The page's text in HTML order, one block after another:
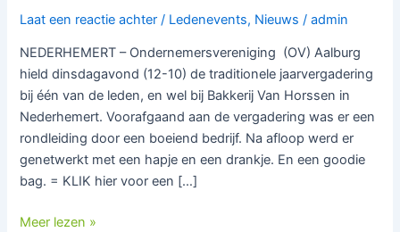
Laat een reactie achter / Ledenevents, Nieuws /admin
NEDERHEMERT – Ondernemersvereniging (OV) Aalburg
hield dinsdagavond (12-10) de traditionele jaarvergadering
bij één van de leden, en wel bij Bakkerij Van Horssen in
Nederhemert. Voorafgaand aan de vergadering was er een
rondleiding door een boeiend bedrijf. Na afloop werd er
genetwerkt met een hapje en een drankje. En een goodie
bag. = KLIK hier voor een […]
Meer lezen »